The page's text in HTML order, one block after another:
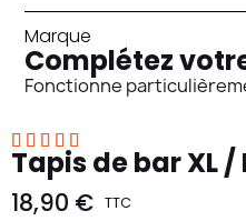
Marque
Complétez
Fonctionne
    
Tapis de bar XL /
18,90 € TTC